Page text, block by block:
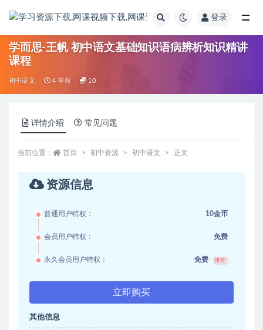
登录
学而思-王帆 初中语文基础知识语病辨析知识精讲
课程
初中语文 4 年前 10
详情介绍 常见问题
当前位置： 首页 初中资源 初中语文 正文
资源信息
普通用户特权： 10金币
会员用户特权： 免费
永久会员用户特权： 免费 推荐
立即购买
其他信息